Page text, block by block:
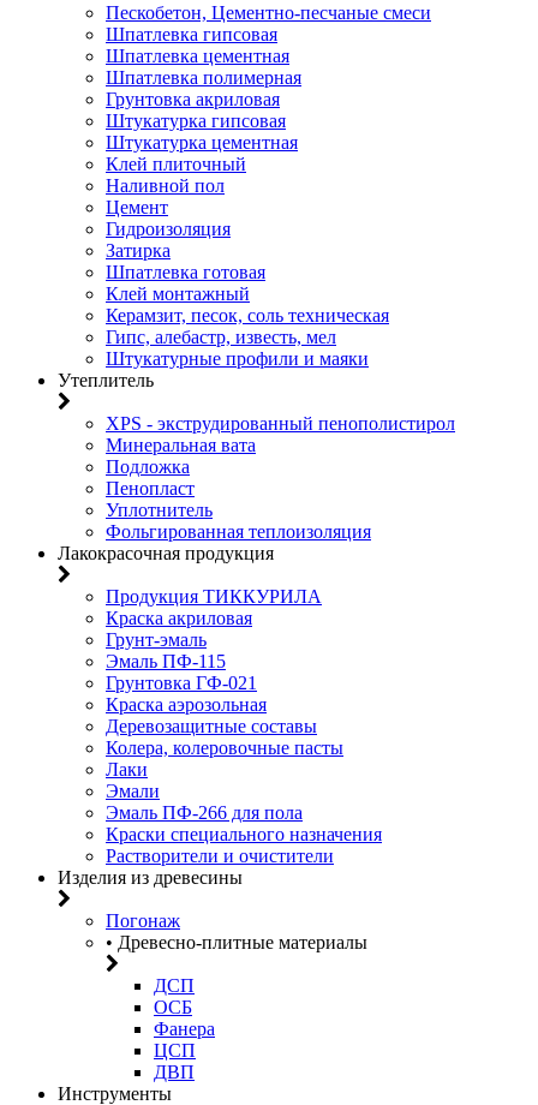
Пескобетон, Цементно-песчаные смеси
Шпатлевка гипсовая
Шпатлевка цементная
Шпатлевка полимерная
Грунтовка акриловая
Штукатурка гипсовая
Штукатурка цементная
Клей плиточный
Наливной пол
Цемент
Гидроизоляция
Затирка
Шпатлевка готовая
Клей монтажный
Керамзит, песок, соль техническая
Гипс, алебастр, известь, мел
Штукатурные профили и маяки
Утеплитель
XPS - экструдированный пенополистирол
Минеральная вата
Подложка
Пенопласт
Уплотнитель
Фольгированная теплоизоляция
Лакокрасочная продукция
Продукция ТИККУРИЛА
Краска акриловая
Грунт-эмаль
Эмаль ПФ-115
Грунтовка ГФ-021
Краска аэрозольная
Деревозащитные составы
Колера, колеровочные пасты
Лаки
Эмали
Эмаль ПФ-266 для пола
Краски специального назначения
Растворители и очистители
Изделия из древесины
Погонаж
• Древесно-плитные материалы
ДСП
ОСБ
Фанера
ЦСП
ДВП
Инструменты